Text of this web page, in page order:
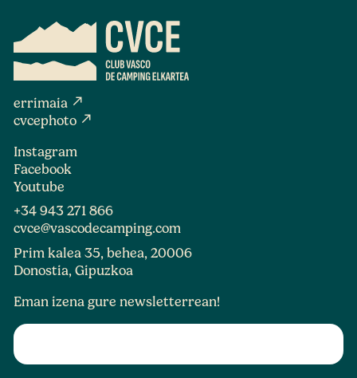
errimaia north_east
cvcephoto north_east
Instagram
Facebook
Youtube
+34 943 271 866
cvce@vascodecamping.com
Prim kalea 35, behea, 20006
Donostia, Gipuzkoa
Eman izena gure newsletterrean!